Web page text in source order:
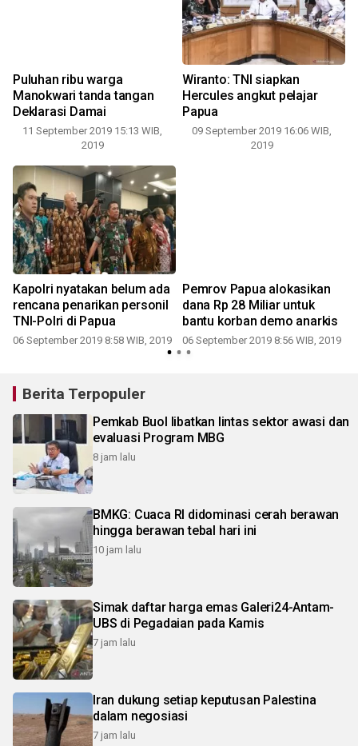
Puluhan ribu warga
Manokwari tanda tangan
Deklarasi Damai
11 September 2019 15:13 WIB,
2019
Wiranto: TNI siapkan
Hercules angkut pelajar
Papua
09 September 2019 16:06 WIB,
2019
Kapolri nyatakan belum ada
rencana penarikan personil
TNI-Polri di Papua
06 September 2019 8:58 WIB, 2019
Pemrov Papua alokasikan
dana Rp 28 Miliar untuk
bantu korban demo anarkis
06 September 2019 8:56 WIB, 2019
Berita Terpopuler
Pemkab Buol libatkan lintas sektor awasi dan
evaluasi Program MBG
8 jam lalu
BMKG: Cuaca RI didominasi cerah berawan
hingga berawan tebal hari ini
10 jam lalu
Simak daftar harga emas Galeri24-Antam-
UBS di Pegadaian pada Kamis
7 jam lalu
Iran dukung setiap keputusan Palestina
dalam negosiasi
7 jam lalu